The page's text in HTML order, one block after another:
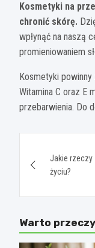
Kosmetyki na
chronić skórę.
wpłynąć na naszą
promieniowaniem
Kosmetyki
Witamina C oraz E
przebarwienia. Do
wpisu
Jakie rzeczy
życiu?
Warto